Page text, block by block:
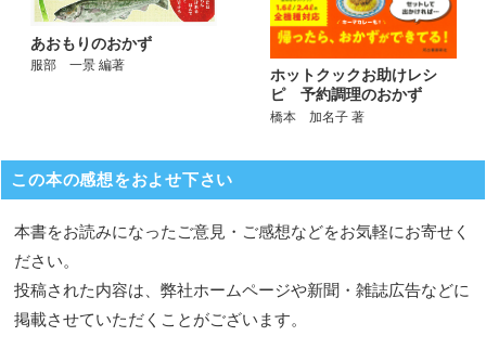
あおもりのおかず
服部 一景 編著
ホットクックお助けレシ
ピ 予約調理のおかず
橋本 加名子 著
この本の感想をおよせ下さい
本書をお読みになったご意見・ご感想などをお気軽にお寄せく
ださい。
投稿された内容は、弊社ホームページや新聞・雑誌広告などに
掲載させていただくことがございます。